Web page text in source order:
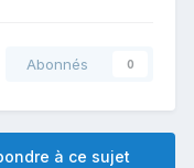
Abonnés 0
à ce sujet